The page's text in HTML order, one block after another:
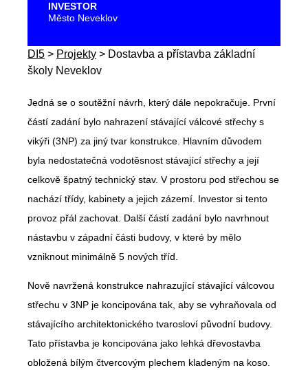
INVESTOR
Město Neveklov
DI5 > Projekty > Dostavba a přístavba základní
školy Neveklov
Jedná se o soutěžní návrh, který dále nepokračuje. První
částí zadání bylo nahrazení stávající válcové střechy s
vikýři (3NP) za jiný tvar konstrukce. Hlavním důvodem
byla nedostatečná vodotěsnost stávající střechy a její
celkově špatný technický stav. V prostoru pod střechou se
nachází třídy, kabinety a jejich zázemí. Investor si tento
provoz přál zachovat. Další částí zadání bylo navrhnout
nástavbu v západní části budovy, v které by mělo
vzniknout minimálně 5 nových tříd.
Nově navržená konstrukce nahrazující stávající válcovou
střechu v 3NP je koncipována tak, aby se vyhraňovala od
stávajícího architektonického tvarosloví původní budovy.
Tato přístavba je koncipována jako lehká dřevostavba
obložená bílým čtvercovým plechem kladeným na koso.